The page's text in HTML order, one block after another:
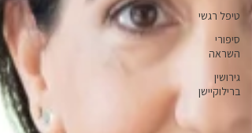
טיפל רגשי
סיפורי
השראה
גירושין
ברילוקיישן